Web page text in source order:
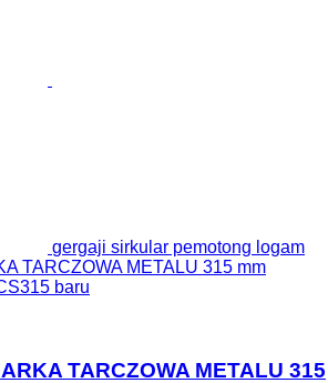
gergaji sirkular pemotong logam
TARCZOWA METALU 315 mm
baru
TARCZOWA METALU 315